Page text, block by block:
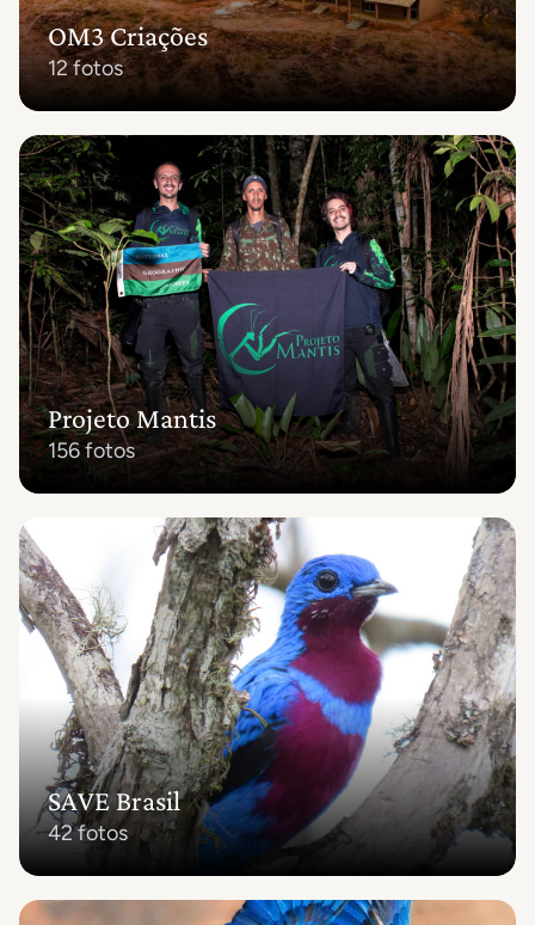
OM3 Criações
12 fotos
Projeto Mantis
156 fotos
SAVE Brasil
42 fotos